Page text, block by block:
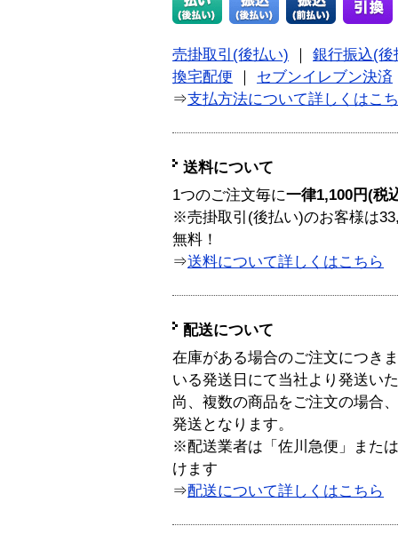
売掛取引(後払い)
銀行振込(後
換宅配便
セブンイレブン決済
⇒支払方法について詳しくはこ
送料について
1つのご注文毎に一律1,100円(税
※売掛取引(後払い)のお客様は
無料！
⇒送料について詳しくはこちら
配送について
在庫がある場合のご注文につき
いる発送日にて当社より発送い
尚、複数の商品をご注文の場合
発送となります。
※配送業者は「佐川急便」また
けます
⇒配送について詳しくはこちら